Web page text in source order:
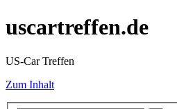
uscartreffen.de
US-Car Treffen
Zum Inhalt